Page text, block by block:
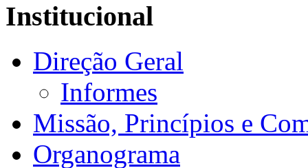
Institucional
Direção Geral
Informes
Missão, Princípios e
Organograma